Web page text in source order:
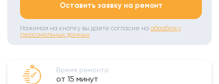
Оставить заявку на ремонт
Нажимая на кнопку вы даете согласие на обработку
персональных данных
Время ремонта
от 15 минут